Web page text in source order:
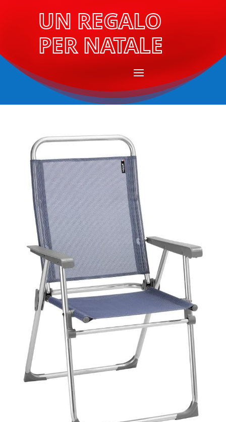
UN REGALO
PER NATALE